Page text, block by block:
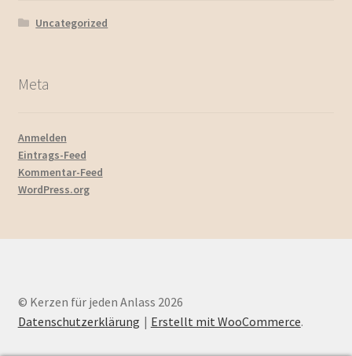
Uncategorized
Meta
Anmelden
Eintrags-Feed
Kommentar-Feed
WordPress.org
© Kerzen für jeden Anlass 2026
Datenschutzerklärung
Erstellt mit WooCommerce.